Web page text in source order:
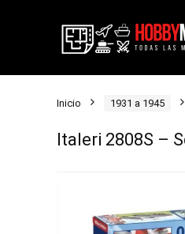
Inicio 1931 a 1945
Italeri 2808S –